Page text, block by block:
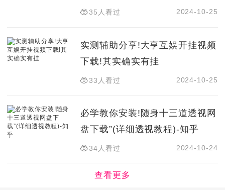
35人看过 2024-10-25
实测辅助分享!大亨互娱开挂视频
下载!其实确实有挂
33人看过 2024-10-25
必学教你安装!随身十三道透视网
盘下载”(详细透视教程)-知乎
34人看过 2024-10-24
查看更多